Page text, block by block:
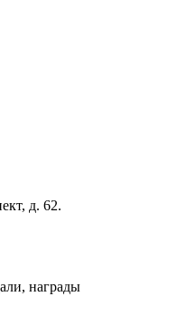
д. 62.
награды